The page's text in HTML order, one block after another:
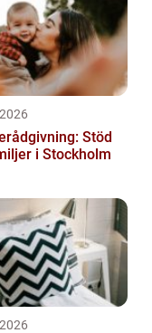
Stöd
i Stockholm